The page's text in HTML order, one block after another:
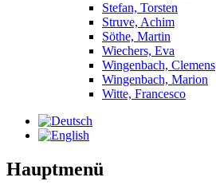
Stefan, Torsten
Struve, Achim
Söthe, Martin
Wiechers, Eva
Wingenbach, Clemens
Wingenbach, Marion
Witte, Francesco
Hauptmenü